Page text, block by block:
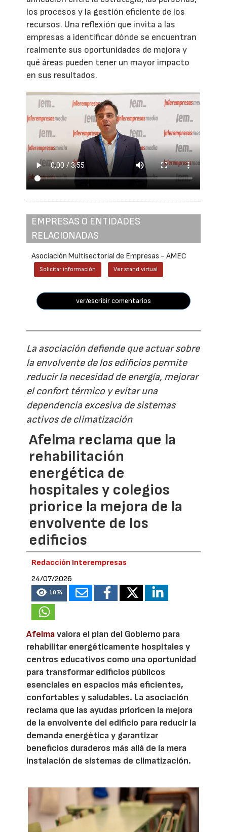
los procesos y la gestión eficiente de los
recursos. Una reflexión que invita a las
empresas a identificar dónde se encuentran
realmente sus oportunidades de mejora y
qué áreas pueden tener un mayor impacto
en sus resultados.
EMPRESAS O ENTIDADES
RELACIONADAS
Asociación Multisectorial de Empresas - AMEC
Solicitar información Ver stand virtual
ver/escribir comentarios
La asociación defiende que actuar sobre
la envolvente de los edificios permite
reducir la necesidad de energía, mejorar
el confort térmico y evitar una
dependencia excesiva de sistemas
activos de climatización
Afelma reclama que la
rehabilitación
energética de
hospitales y colegios
priorice la mejora de la
envolvente de los
edificios
Redacción Interempresas
24/07/2026
1074
Afelmavalora el plan del Gobierno para
rehabilitar energéticamente hospitales y
centros educativos como una oportunidad
para transformar edificios públicos
esenciales en espacios más eficientes,
confortables y saludables. La asociación
reclama que las ayudas prioricen la mejora
de la envolvente del edificio para reducir la
demanda energética y garantizar
beneficios duraderos más allá de la mera
instalación de sistemas de climatización.